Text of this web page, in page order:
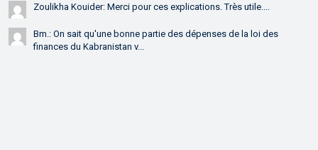
Zoulikha Kouider: Merci pour ces explications. Très utile....
Bm.: On sait qu'une bonne partie des dépenses de la loi des
finances du Kabranistan v...